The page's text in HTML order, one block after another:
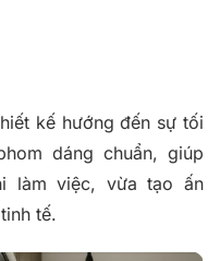
kế hướng đến sự tối
dáng chuẩn, giúp
làm việc, vừa tạo ấn
tế.